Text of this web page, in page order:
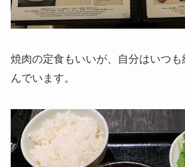
焼肉の定食もいいが、自分はいつ
んでいます。